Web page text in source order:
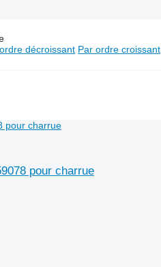
charrue
décroissant Par ordre croissant
pour charrue